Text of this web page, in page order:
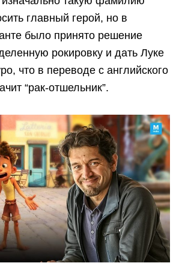
главный герой, но в
было принято решение
рокировку и дать Луке
что в переводе с английского
“рак-отшельник”.